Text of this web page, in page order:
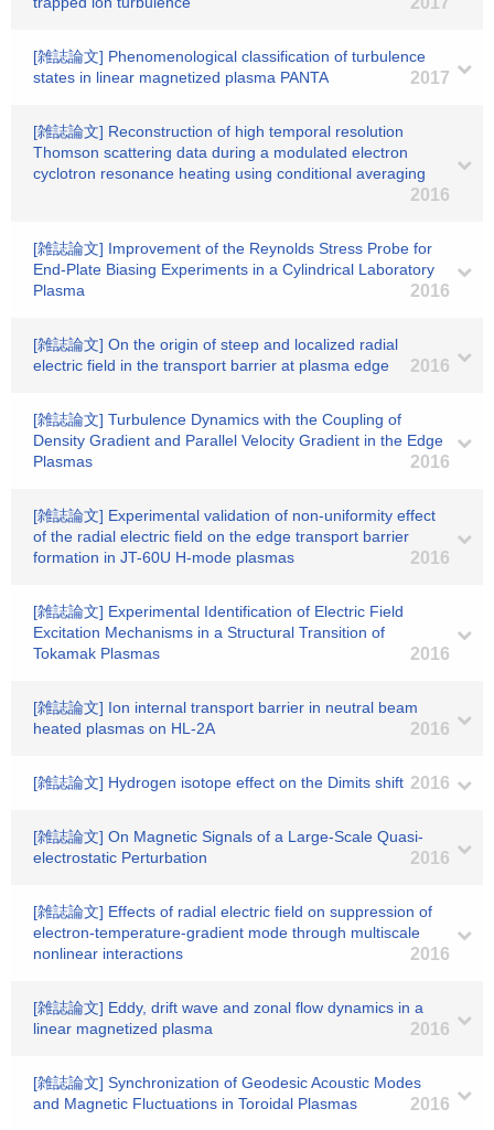
[雑誌論文] Phenomenological classification of turbulence
states in linear magnetized plasma PANTA
2017
[雑誌論文] Reconstruction of high temporal resolution
Thomson scattering data during a modulated electron
cyclotron resonance heating using conditional averaging
2016
[雑誌論文] Improvement of the Reynolds Stress Probe for
End-Plate Biasing Experiments in a Cylindrical Laboratory
Plasma
2016
[雑誌論文] On the origin of steep and localized radial
electric field in the transport barrier at plasma edge
2016
[雑誌論文] Turbulence Dynamics with the Coupling of
Density Gradient and Parallel Velocity Gradient in the Edge
Plasmas
2016
[雑誌論文] Experimental validation of non-uniformity effect
of the radial electric field on the edge transport barrier
formation in JT-60U H-mode plasmas
2016
[雑誌論文] Experimental Identification of Electric Field
Excitation Mechanisms in a Structural Transition of
Tokamak Plasmas
2016
[雑誌論文] Ion internal transport barrier in neutral beam
heated plasmas on HL-2A
2016
[雑誌論文] Hydrogen isotope effect on the Dimits shift 2016
[雑誌論文] On Magnetic Signals of a Large-Scale Quasi-
electrostatic Perturbation
2016
[雑誌論文] Effects of radial electric field on suppression of
electron-temperature-gradient mode through multiscale
nonlinear interactions
2016
[雑誌論文] Eddy, drift wave and zonal flow dynamics in a
linear magnetized plasma
2016
[雑誌論文] Synchronization of Geodesic Acoustic Modes
and Magnetic Fluctuations in Toroidal Plasmas
2016